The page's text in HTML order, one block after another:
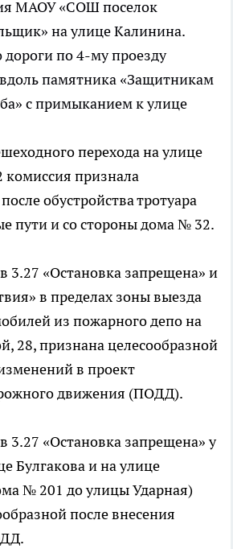
МАОУ «СОШ поселок
на улице Калинина.
дороги по 4-му проезду
памятника «Защитникам
с примыканием к улице
перехода на улице
комиссия признала
обустройства тротуара
пути и со стороны дома № 32.
3.27 «Остановка запрещена» и
в пределах зоны выезда
из пожарного депо на
28, признана целесообразной
в проект
движения (ПОДД).
3.27 «Остановка запрещена» у
Булгакова и на улице
№ 201 до улицы Ударная)
после внесения